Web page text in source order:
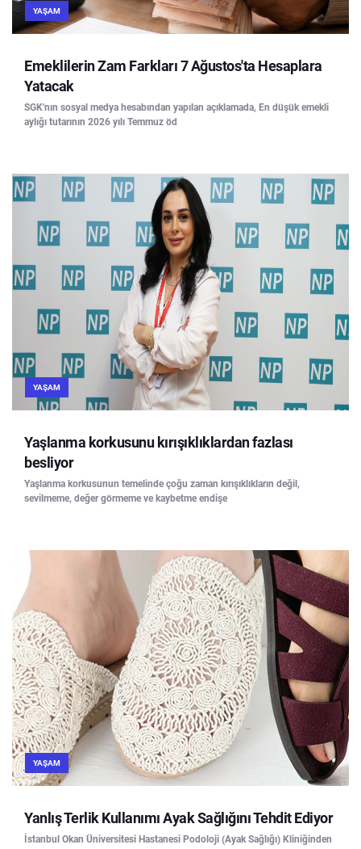
YAŞAM
Emeklilerin Zam Farkları 7 Ağustos'ta Hesaplara
Yatacak
SGK'nın sosyal medya hesabından yapılan açıklamada, En düşük emekli
aylığı tutarının 2026 yılı Temmuz öd
YAŞAM
Yaşlanma korkusunu kırışıklıklardan fazlası
besliyor
Yaşlanma korkusunun temelinde çoğu zaman kırışıklıkların değil,
sevilmeme, değer görmeme ve kaybetme endişe
YAŞAM
Yanlış Terlik Kullanımı Ayak Sağlığını Tehdit Ediyor
İstanbul Okan Üniversitesi Hastanesi Podoloji (Ayak Sağlığı) Kliniğinden